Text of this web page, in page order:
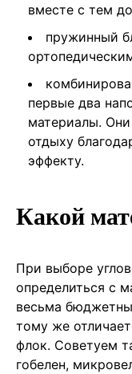
вместе с тем
пружинный
первые два
материалы.
отдыху
эффекту.
Какой
При выборе
определиться с
весьма
тому же
флок. Советуем
гобелен,